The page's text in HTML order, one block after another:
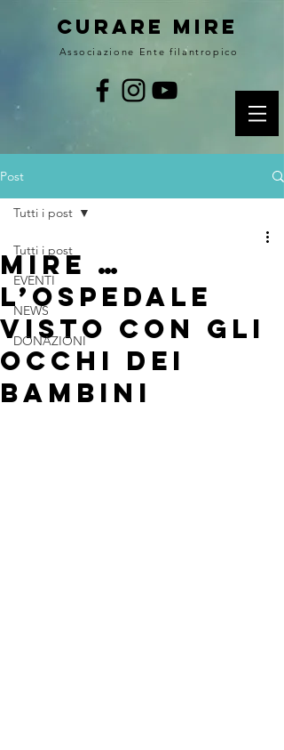
curare MIRE
Associazione Ente filantropico
Post
Tutti i post
EVENTI
NEWS
DONAZIONI
Tutti i post
MIRE …
L’OSPEDALE
VISTO CON GLI
OCCHI DEI
BAMBINI